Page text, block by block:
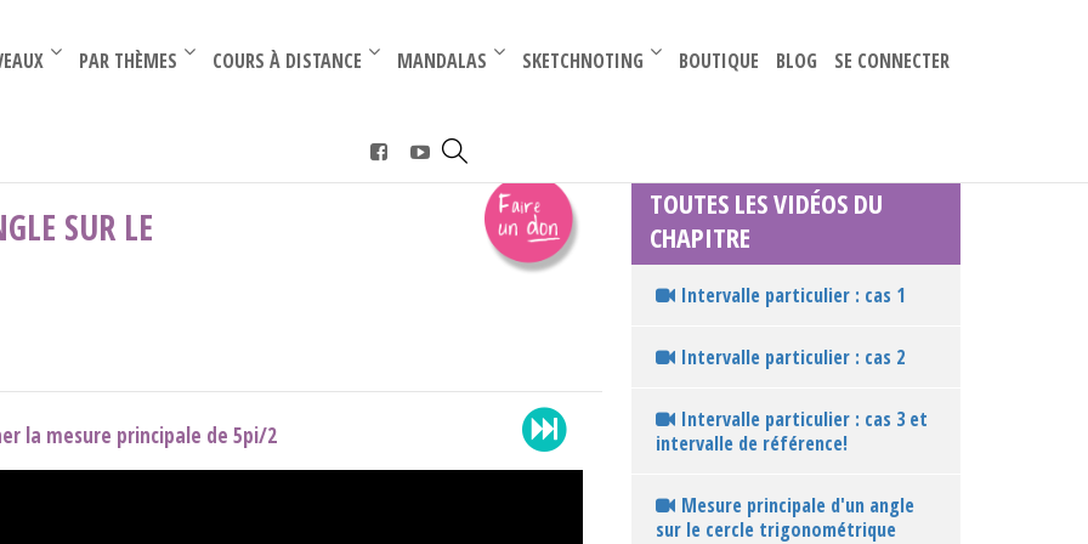
PAR THÈMES COURS À DISTANCE – MANDALAS – SKETCHNOTING – BOUTIQUE BLOG SE CONNECTER
SUR LE
la mesure principale de 5pi/2
TOUTES LES VIDÉOS DU
CHAPITRE
Intervalle particulier : cas 1
Intervalle particulier : cas 2
Intervalle particulier : cas 3 et
intervalle de référence!
Mesure principale d'un angle
sur le cercle trigonométrique